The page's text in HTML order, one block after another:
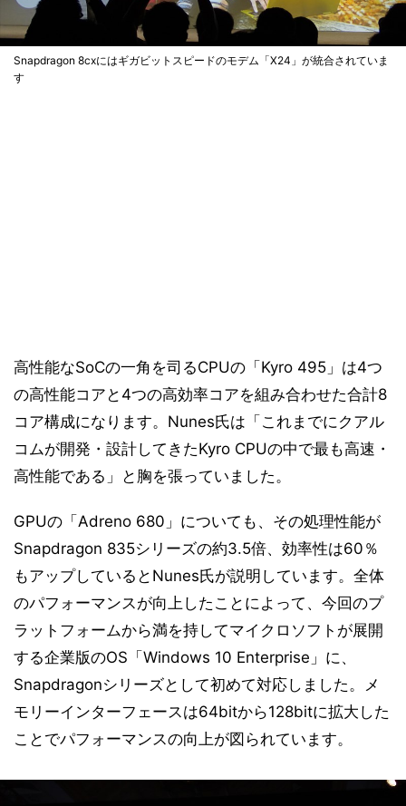
Snapdragon 8cxにはギガビットスピードのモデム「X24」が統合されていま
す
高性能なSoCの一角を司るCPUの「Kyro 495」は4つ
の高性能コアと4つの高効率コアを組み合わせた合計8
コア構成になります。Nunes氏は「これまでにクアル
コムが開発・設計してきたKyro CPUの中で最も高速・
高性能である」と胸を張っていました。
GPUの「Adreno 680」についても、その処理性能が
Snapdragon 835シリーズの約3.5倍、効率性は60％
もアップしているとNunes氏が説明しています。全体
のパフォーマンスが向上したことによって、今回のプ
ラットフォームから満を持してマイクロソフトが展開
する企業版のOS「Windows 10 Enterprise」に、
Snapdragonシリーズとして初めて対応しました。メ
モリーインターフェースは64bitから128bitに拡大した
ことでパフォーマンスの向上が図られています。